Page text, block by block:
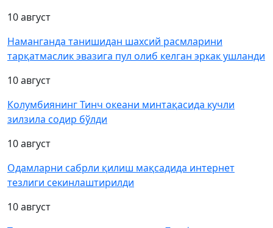
10 август
Наманганда танишидан шахсий расмларини
тарқатмаслик эвазига пул олиб келган эркак ушланди
10 август
Колумбиянинг Тинч океани минтақасида кучли
зилзила содир бўлди
10 август
Одамларни сабрли қилиш мақсадида интернет
тезлиги секинлаштирилди
10 август